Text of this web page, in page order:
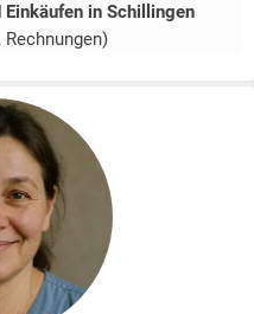
in Schillingen
Rechnungen)